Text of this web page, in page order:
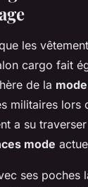
les
cargo fait
de la
militaires lors
a su
mode
ses poches